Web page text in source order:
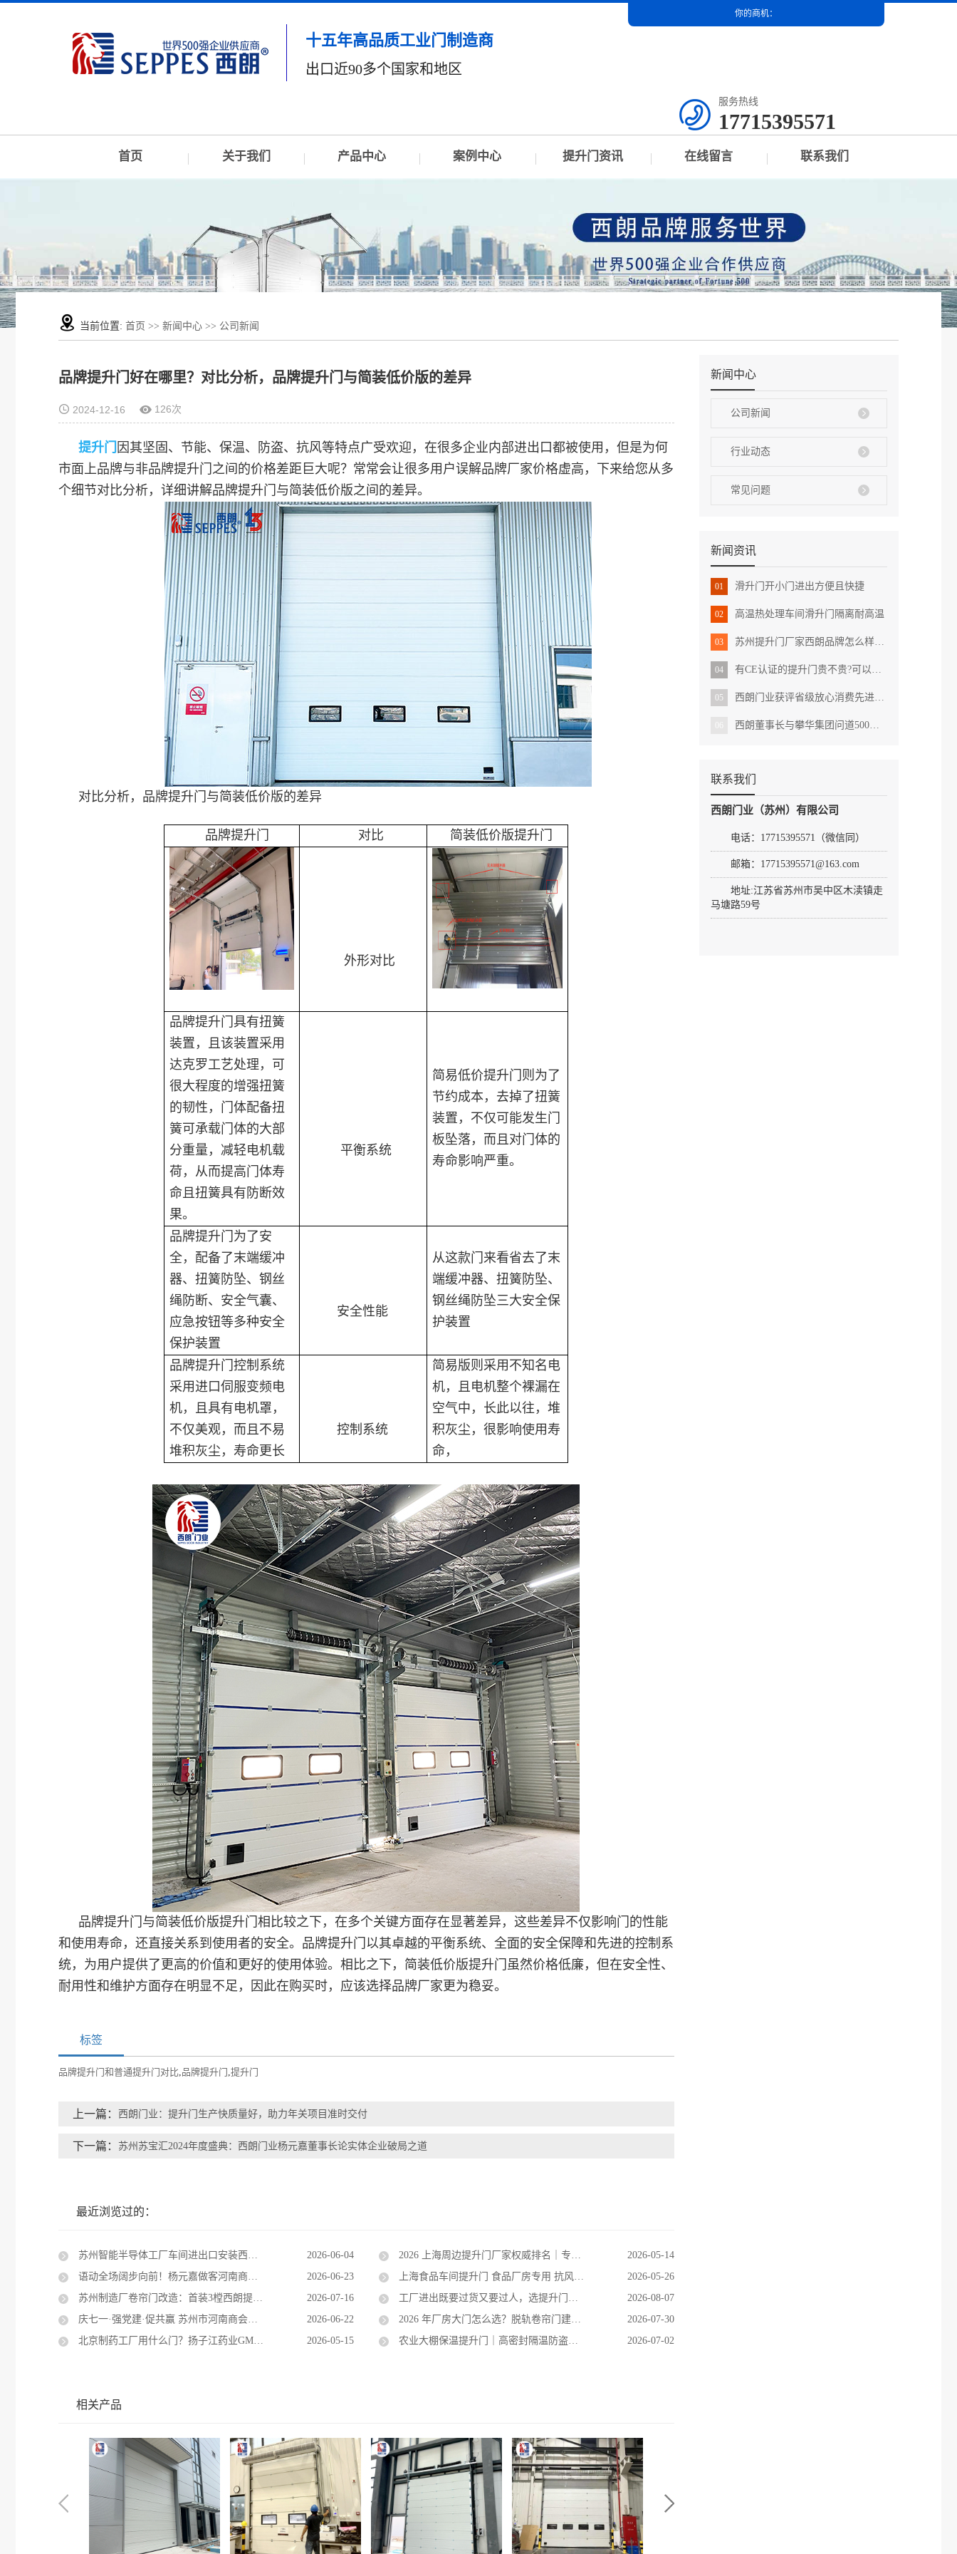
十五年高品质工业门制造商
出口近90多个国家和地区
你的商机：
服务热线
17715395571
首页 关于我们 产品中心 案例中心 提升门资讯 在线留言 联系我们
当前位置: 首页 >> 新闻中心 >> 公司新闻
新闻中心
公司新闻
行业动态
常见问题
新闻资讯
01 滑升门开小门进出方便且快捷
02 高温热处理车间滑升门隔离耐高温
03 苏州提升门厂家西朗品牌怎么样?用户的真实反馈
04 有CE认证的提升门贵不贵?可以直接出口国外吗?
05 西朗门业获评省级放心消费先进示范单位
西朗董事长与攀华集团问道500强的发展之路
联系我们
西朗门业（苏州）有限公司
电话：17715395571（微信同）
邮箱：17715395571@163.com
地址:江苏省苏州市吴中区木渎镇走
马塘路59号
品牌提升门好在哪里？对比分析，品牌提升门与简装低价版的差异
2024-12-16 126次
提升门 因其坚固、节能、保温、防盗、抗风等特点广受欢迎，在很多企业内部进出口都被使用，但是为何
市面上品牌与非品牌提升门之间的价格差距巨大呢？常常会让很多用户误解品牌厂家价格虚高，下来给您从多
个细节对比分析，详细讲解品牌提升门与简装低价版之间的差异。
对比分析，品牌提升门与简装低价版的差异
品牌提升门 对比 简装低价版提升门
外形对比
品牌提升门具有扭簧
装置，且该装置采用
达克罗工艺处理，可
很大程度的增强扭簧
的韧性，门体配备扭
簧可承载门体的大部
分重量，减轻电机载
荷，从而提高门体寿
命且扭簧具有防断效
果。
平衡系统
简易低价提升门则为了
节约成本，去掉了扭簧
装置，不仅可能发生门
板坠落，而且对门体的
寿命影响严重。
品牌提升门为了安
全，配备了末端缓冲
器、扭簧防坠、钢丝
绳防断、安全气囊、
应急按钮等多种安全
保护装置
安全性能
从这款门来看省去了末
端缓冲器、扭簧防坠、
钢丝绳防坠三大安全保
护装置
品牌提升门控制系统
采用进口伺服变频电
机，且具有电机罩，
不仅美观，而且不易
堆积灰尘，寿命更长
控制系统
简易版则采用不知名电
机，且电机整个裸漏在
空气中，长此以往，堆
积灰尘，很影响使用寿
命，
品牌提升门与简装低价版提升门相比较之下，在多个关键方面存在显著差异，这些差异不仅影响门的性能
和使用寿命，还直接关系到使用者的安全。品牌提升门以其卓越的平衡系统、全面的安全保障和先进的控制系
统，为用户提供了更高的价值和更好的使用体验。相比之下，简装低价版提升门虽然价格低廉，但在安全性、
耐用性和维护方面存在明显不足，因此在购买时，应该选择品牌厂家更为稳妥。
标签
品牌提升门和普通提升门对比 品牌提升门 提升门
上一篇： 西朗门业：提升门生产快质量好，助力年关项目准时交付
下一篇： 苏州苏宝汇2024年度盛典：西朗门业杨元嘉董事长论实体企业破局之道
最近浏览过的：
苏州智能半导体工厂车间进出口安装西朗品牌提升门实地落地案例 2026-06-04 2026 上海周边提升门厂家权威排名｜专业靠谱品牌推荐
2026-05-14
语动全场阔步向前！杨元嘉做客河南商会端午沙龙，解锁商业演讲破局之道
2026-06-23 上海食品车间提升门 食品厂房专用 抗风保温隔音 本地包配送安装
2026-05-26
苏州制造厂卷帘门改造：首装3樘西朗提升门获认可，整厂旧卷帘门全部替换
2026-07-16 工厂进出既要过货又要过人，选提升门比老式卷帘门更靠谱吗？
2026-08-07
庆七一·强党建·促共赢 苏州市河南商会联合西朗门业党支部开展主题党日活动
2026-06-22 2026 年厂房大门怎么选？脱轨卷帘门建议更换提升门吗❓
2026-07-30
北京制药工厂用什么门？扬子江药业GMP洁净车间进出门指定西朗提升门
2026-05-15 农业大棚保温提升门｜高密封隔温防盗防撬，阻隔鼠蚁减少温度流失 2026-07-02
相关产品